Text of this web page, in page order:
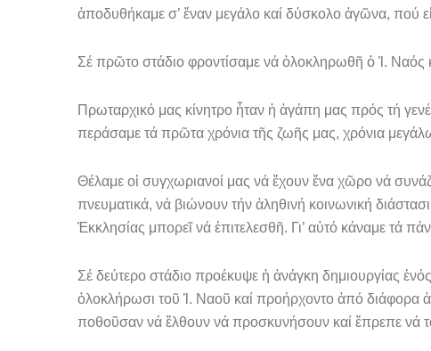
ἀποδυθήκαμε σ’ ἕναν μεγάλο καί δύσκολο ἀγῶ­να, πού
Σέ πρῶτο στάδιο φροντίσαμε νά ὁλοκληρωθῆ ὁ Ἱ. Ναός
Πρωταρχικό μας κίνητρο ἦταν ἡ ἀγάπη μας πρός τή
περάσαμε τά πρῶτα χρόνια τῆς ζωῆς μας, χρόνια
Θέλαμε οἱ συγχωριανοί μας νά ἔχουν ἕνα χῶρο νά
πνευματικά, νά βιώνουν τήν ἀληθινή κοινωνική
Ἐκκλησίας μπορεῖ νά ἐπιτελεσθῆ. Γι’ αὐτό κάναμε τά
Σέ δεύτερο στάδιο προέκυψε ἡ ἀνάγκη δημιουργίας
ὁλοκλήρωσι τοῦ Ἱ. Ναοῦ καί προήρχοντο ἀπό διάφορα
ποθοῦσαν νά ἔλθουν νά προσκυνήσουν καί ἔ­πρεπε νά